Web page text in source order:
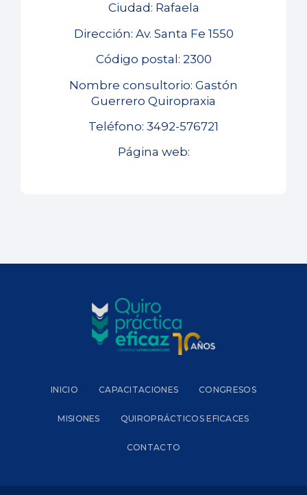
Ciudad: Rafaela
Dirección: Av. Santa Fe 1550
Código postal: 2300
Nombre consultorio: Gastón
Guerrero Quiropraxia
Teléfono: 3492-576721
Página web:
INICIO CAPACITACIONES CONGRESOS
MISIONES QUIROPRÁCTICOS EFICACES
CONTACTO